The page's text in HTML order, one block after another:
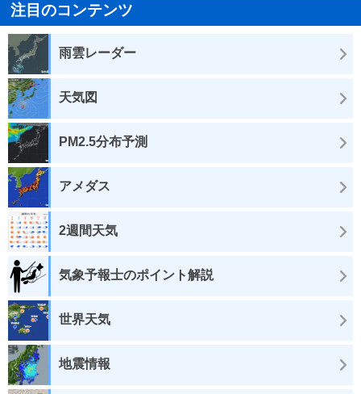
注目のコンテンツ
雨雲レーダー
天気図
PM2.5分布予測
アメダス
2週間天気
気象予報士のポイント解説
世界天気
地震情報